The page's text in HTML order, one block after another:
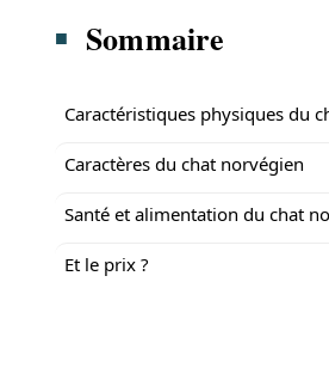
Sommaire
Caractéristiques physiques du
Caractères du chat norvégien
Santé et alimentation du chat
Et le prix ?